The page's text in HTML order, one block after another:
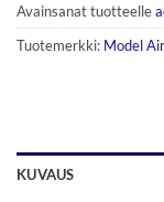
Avainsanat tuotteelle
Tuotemerkki: Model Air
KUVAUS